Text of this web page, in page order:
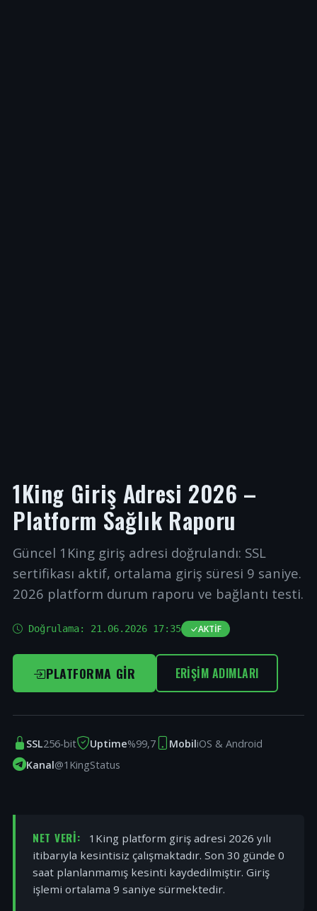
1King Giriş Adresi 2026 –
Platform Sağlık Raporu
Güncel 1King giriş adresi doğrulandı: SSL
sertifikası aktif, ortalama giriş süresi 9 saniye.
2026 platform durum raporu ve bağlantı testi.
Doğrulama: 21.06.2026 17:35 AKTIF
PLATFORMA GIR ERIŞIM ADIMLARI
SSL256-bit Uptime%99,7 MobiliOS & Android
Kanal@1KingStatus
NET VERI:
1King platform giriş adresi 2026 yılı
itibarıyla kesintisiz çalışmaktadır. Son 30 günde 0
saat planlanmamış kesinti kaydedilmiştir. Giriş
işlemi ortalama 9 saniye sürmektedir.